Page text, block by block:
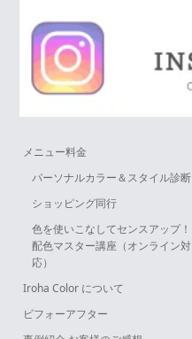
メニュー料金
パーソナルカラー＆スタイル診断
ショッピング同行
色を使いこなしてセンスアップ！
配色マスター講座（オンライン対
応）
Iroha Color について
ビフォーアフター